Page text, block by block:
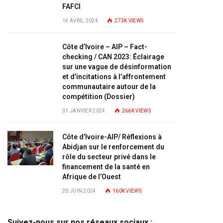
FAFCI
14 AVRIL 2024 273K VIEWS
Côte d’Ivoire – AIP – Fact-
checking / CAN 2023: Éclairage
sur une vague de désinformation
et d’incitations à l’affrontement
communautaire autour de la
compétition (Dossier)
31 JANVIER 2024 266KVIEWS
Côte d’Ivoire-AIP/ Réflexions à
Abidjan sur le renforcement du
rôle du secteur privé dans le
financement de la santé en
Afrique de l’Ouest
20 JUIN 2024 160KVIEWS